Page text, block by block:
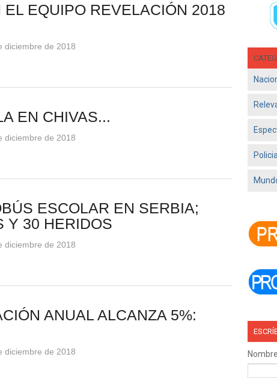
EQUIPO REVELACIÓN 2018
diciembre de 2018
EN CHIVAS...
diciembre de 2018
ESCOLAR EN SERBIA;
Y 30 HERIDOS
diciembre de 2018
ANUAL ALCANZA 5%:
diciembre de 2018